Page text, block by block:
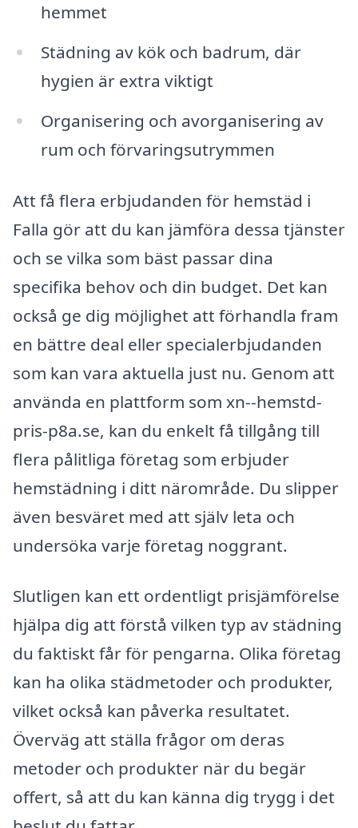
hemmet
Städning av kök och badrum, där
hygien är extra viktigt
Organisering och avorganisering av
rum och förvaringsutrymmen
Att få flera erbjudanden för hemstäd i
Falla gör att du kan jämföra dessa tjänster
och se vilka som bäst passar dina
specifika behov och din budget. Det kan
också ge dig möjlighet att förhandla fram
en bättre deal eller specialerbjudanden
som kan vara aktuella just nu. Genom att
använda en plattform som xn--hemstd-
pris-p8a.se, kan du enkelt få tillgång till
flera pålitliga företag som erbjuder
hemstädning i ditt närområde. Du slipper
även besväret med att själv leta och
undersöka varje företag noggrant.
Slutligen kan ett ordentligt prisjämförelse
hjälpa dig att förstå vilken typ av städning
du faktiskt får för pengarna. Olika företag
kan ha olika städmetoder och produkter,
vilket också kan påverka resultatet.
Överväg att ställa frågor om deras
metoder och produkter när du begär
offert, så att du kan känna dig trygg i det